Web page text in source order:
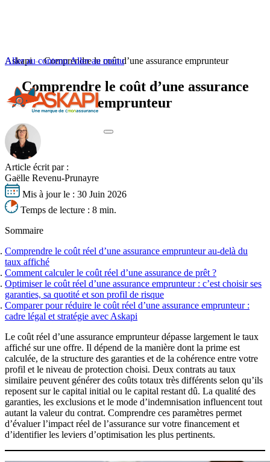
Aller au contenuAller au menu
Votre profil
Seniors
Professions à risques
Sports et loisirs à risques
Obtenir un tarif
Nos experts basés à Lyon vous
accompagnent
Une assurance emprunteur
adaptée à votre profil
Obtenir un tarif
Vos besoins
Vos besoins
Comparer les assurances emprunteur
Remboursement anticipé du crédit immobilier
Obtenir un tarif
Nos experts basés à Lyon vous
accompagnent
Réduire le coût de votre
assurance de prêt
Obtenir un tarif
S'informer
S'informer
Équivalence de garanties
Barème des taux
Coût assurance emprunteur
Obtenir un tarif
Nos experts basés à Lyon vous
accompagnent
Tout savoir sur l'assurance de
prêt
Obtenir un tarif
Obtenir un tarif
Tout savoir sur l'assurance de prêt
Obtenir un tarif
Askapi Comprendre le coût d’une assurance emprunteur
Comprendre le coût d’une assurance
emprunteur
Article écrit par :
Gaëlle Revenu-Prunayre
Mis à jour le : 30 Juin 2026
Temps de lecture : 8 min.
Sommaire
Comprendre le coût réel d’une assurance emprunteur au-delà du
taux affiché
Comment calculer le coût réel d’une assurance de prêt ?
Optimiser le coût réel d’une assurance emprunteur : c’est choisir ses
garanties, sa quotité et son profil de risque
Comparer pour réduire le coût réel d’une assurance emprunteur :
cadre légal et stratégie avec Askapi
Le coût réel d’une assurance emprunteur dépasse largement le taux
affiché sur une offre. Il dépend de la manière dont la prime est
calculée, de la structure des garanties et de la cohérence entre votre
profil et le niveau de protection choisi. Deux contrats au taux
similaire peuvent générer des coûts totaux très différents selon qu’ils
reposent sur le capital initial ou le capital restant dû. La qualité des
garanties, les exclusions et le mode d’indemnisation influencent tout
autant la valeur du contrat. Comprendre ces paramètres permet
d’évaluer l’impact réel de l’assurance sur votre financement et
d’identifier les leviers d’optimisation les plus pertinents.